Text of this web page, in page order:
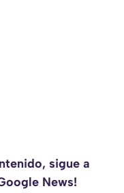
sigue a
News!